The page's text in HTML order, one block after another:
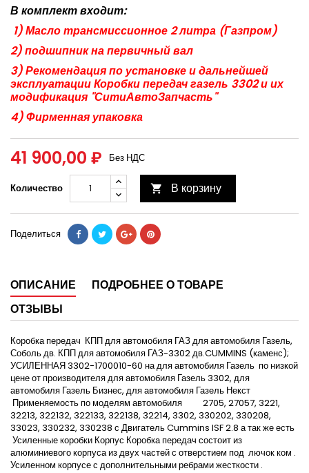
В комплект входит:
1) Масло трансмиссионное 2 литра (Газпром)
2) подшипник на первичный вал
3) Рекомендация по установке и дальнейшей
эксплуатации Коробки передач газель 3302 и их
модификация "СитиАвтоЗапчасть"
4) Фирменная упаковка
41 900,00 ₽ Без НДС
Количество  В корзину
Поделиться
ОПИСАНИЕ
ПОДРОБНЕЕ О ТОВАРЕ
ОТЗЫВЫ
Коробка передач КПП для автомобиля ГАЗ для автомобиля Газель,
Соболь дв. КПП для автомобиля ГАЗ-3302 дв.CUMMINS (каменс);
УСИЛЕННАЯ 3302-1700010-60 на для автомобиля Газель по низкой
цене от производителя для автомобиля Газель 3302, для
автомобиля Газель Бизнес, для автомобиля Газель Некст
Применяемость по моделям автомобиля
2705, 27057, 3221,
32213, 322132, 322133, 322138, 32214, 3302, 330202, 330208,
33023, 330232, 330238 с ДвигательCummins ISF2.8 а так же есть
Усиленные коробки Корпус Коробка передач состоит из
алюминиевого корпуса из двух частей с отверстием под лючок ком .
Усиленном корпусе с дополнительными ребрами жесткости .